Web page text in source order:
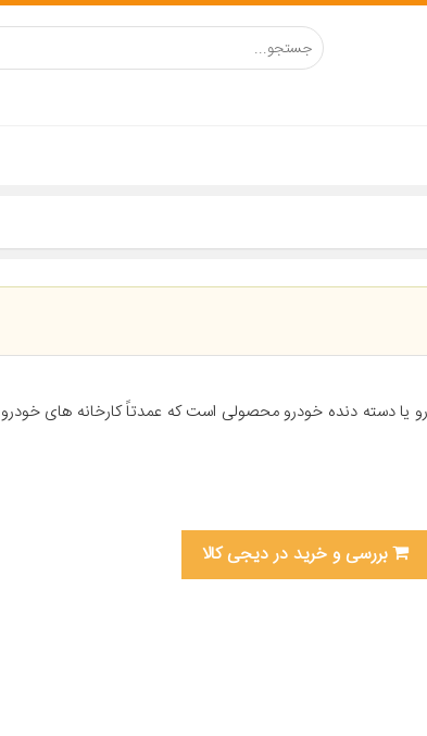
دسته دنده خودرو محصولی است که عمدتاً کارخانه های خودرو
بررسی و خرید در دیجی کالا